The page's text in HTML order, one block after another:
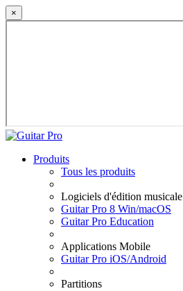
×
Produits
Tous les produits
Logiciels d'édition musicale
Guitar Pro 8 Win/macOS
Guitar Pro Education
Applications Mobile
Guitar Pro iOS/Android
Partitions